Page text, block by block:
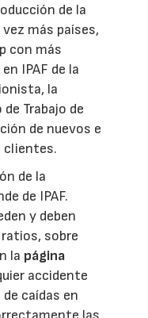
de la
más países,
con más
IPAF de la
la
Trabajo de
de nuevos e
clientes.
de la
de IPAF.
y deben
sobre
la página
accidente
caídas en